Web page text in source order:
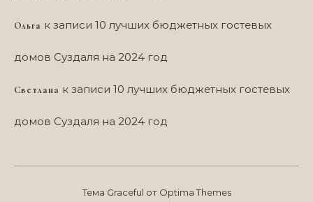
Ольга к записи 10 лучших бюджетных гостевых
домов Суздаля на 2024 год
Светлана к записи 10 лучших бюджетных гостевых
домов Суздаля на 2024 год
Тема Graceful от Optima Themes